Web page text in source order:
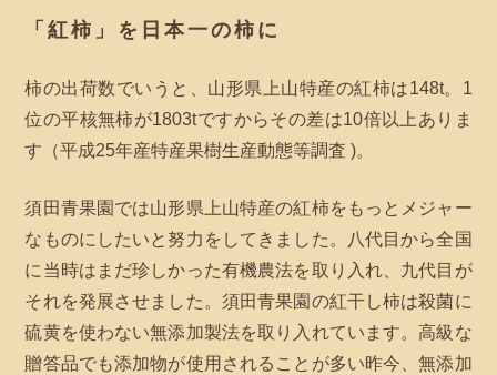
「紅柿」を日本一の柿に
柿の出荷数でいうと、山形県上山特産の紅柿は148t。1
位の平核無柿が1803tですからその差は10倍以上ありま
す（平成25年産特産果樹生産動態等調査 )。
須田青果園では山形県上山特産の紅柿をもっとメジャー
なものにしたいと努力をしてきました。八代目から全国
に当時はまだ珍しかった有機農法を取り入れ、九代目が
それを発展させました。須田青果園の紅干し柿は殺菌に
硫黄を使わない無添加製法を取り入れています。高級な
贈答品でも添加物が使用されることが多い昨今、無添加